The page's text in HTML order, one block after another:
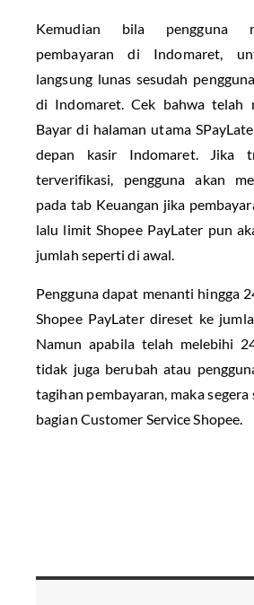
Kemudian bila pengguna
pembayaran di Indomaret,
langsung lunas sesudah
di Indomaret. Cek bahwa telah
Bayar di halaman utama
depan kasir Indomaret. Jika
terverifikasi, pengguna akan
pada tab Keuangan jika
lalu limit Shopee PayLater pun
jumlah seperti di awal.
Pengguna dapat menanti hingga
Shopee PayLater direset ke
Namun apabila telah melebihi
tidak juga berubah atau
tagihan pembayaran, maka
bagian Customer Service Shopee.